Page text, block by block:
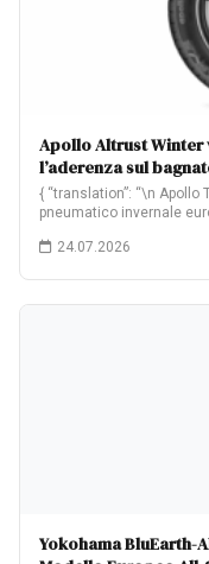
Apollo Altrust Winter
l’aderenza sul
{ “translation”: “\n Apollo
pneumatico invernale
24.07.2026
Yokohama BluEarth-